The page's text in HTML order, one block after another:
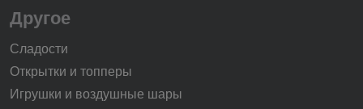
Другое
Сладости
Открытки и топперы
Игрушки и воздушные шары